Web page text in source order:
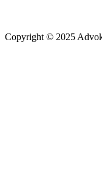
Copyright © 2025